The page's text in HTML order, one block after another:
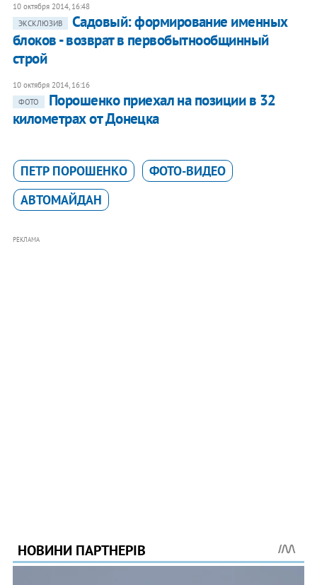
10 октября 2014, 16:48
ЭКСКЛЮЗИВ
Садовый: формирование именных
блоков - возврат в первобытнообщинный
строй
10 октября 2014, 16:16
ФОТО
Порошенко приехал на позиции в 32
километрах от Донецка
ПЕТР ПОРОШЕНКО
ФОТО-ВИДЕО
АВТОМАЙДАН
РЕКЛАМА